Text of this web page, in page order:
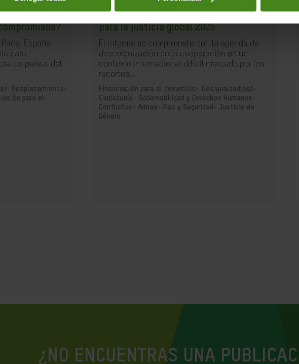
¿Cómo
España
para
los países del
Desplazamiento-
para el
para la justicia global 2025
El informe se compromete con la agenda de
descolonización de la cooperación en un
contexto internacional difícil marcado por los
recortes...
Financiación para el desarrollo- Desigualdad(es)-
Ciudadanía- Gobernabilidad y Derechos Humanos-
Conflictos- Armas- Paz y Seguridad- Justicia de
Género
¿NO ENCUENTRAS UNA